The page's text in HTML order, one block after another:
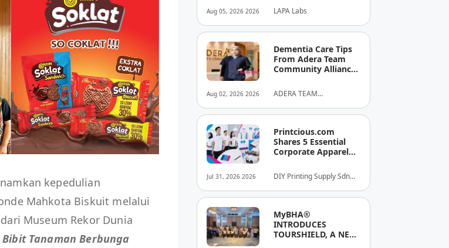
kepedulian
Mahkota Biskuit melalui
Museum Rekor Dunia
Bibit Tanaman Berbunga
Aug 05, 2026 2026
University Signs
MOU to Put
Malaysian
Companies in the
Driver's Seat of AI
LAPA Labs
Aug 02, 2026 2026
Dementia Care Tips
From Adera Team
Community Alliance
ADERA TEAM
SDN BHD
Jul 31, 2026 2026
Printcious.com
Shares 5 Essential
Corporate Apparel
Businesses Build
Stronger Brand
Identities
DIY Printing Supply Sdn
MyBHA®
INTRODUCES
TOURSHIELD, A NEW